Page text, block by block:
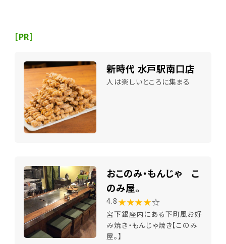
[PR]
新時代 水戸駅南口店
人は楽しいところに集まる
おこのみ・もんじゃ こ
のみ屋。
4.8 ★★★★☆
宮下銀座内にある下町風お好
み焼き・もんじゃ焼き【このみ
屋。】